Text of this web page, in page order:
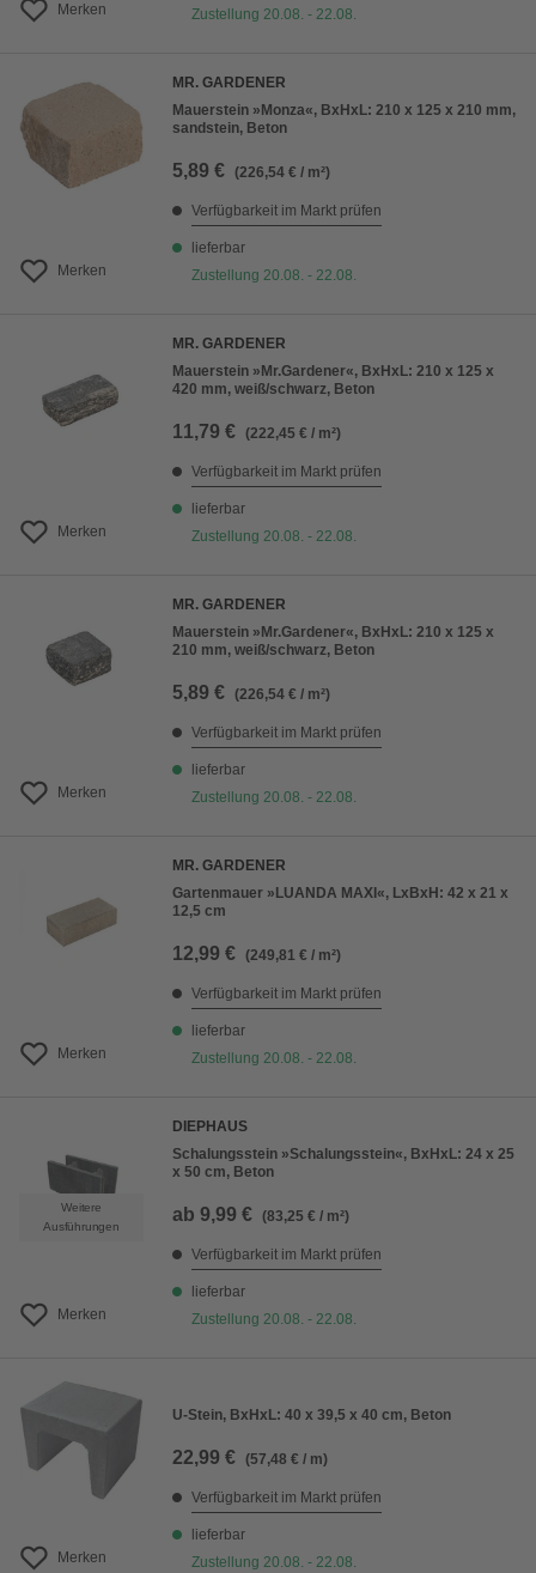
Merken
Zustellung 20.08. - 22.08.
Merken
MR. GARDENER
Mauerstein »Monza«, BxHxL: 210 x 125 x 210 mm,
sandstein, Beton
5,89 € (226,54 € / m²)
Verfügbarkeit im Markt prüfen
lieferbar
Zustellung 20.08. - 22.08.
Merken
MR. GARDENER
Mauerstein »Mr.Gardener«, BxHxL: 210 x 125 x
420 mm, weiß/schwarz, Beton
11,79 € (222,45 € / m²)
Verfügbarkeit im Markt prüfen
lieferbar
Zustellung 20.08. - 22.08.
Merken
MR. GARDENER
Mauerstein »Mr.Gardener«, BxHxL: 210 x 125 x
210 mm, weiß/schwarz, Beton
5,89 € (226,54 € / m²)
Verfügbarkeit im Markt prüfen
lieferbar
Zustellung 20.08. - 22.08.
Merken
MR. GARDENER
Gartenmauer »LUANDA MAXI«, LxBxH: 42 x 21 x
12,5 cm
12,99 € (249,81 € / m²)
Verfügbarkeit im Markt prüfen
lieferbar
Zustellung 20.08. - 22.08.
Weitere
Ausführungen
Merken
DIEPHAUS
Schalungsstein »Schalungsstein«, BxHxL: 24 x 25
x 50 cm, Beton
ab 9,99 € (83,25 € / m²)
Verfügbarkeit im Markt prüfen
lieferbar
Zustellung 20.08. - 22.08.
Merken
U-Stein, BxHxL: 40 x 39,5 x 40 cm, Beton
22,99 € (57,48 € / m)
Verfügbarkeit im Markt prüfen
lieferbar
Zustellung 20.08. - 22.08.